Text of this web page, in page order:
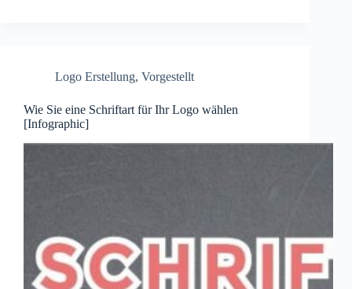
Logo Erstellung, Vorgestellt
Wie Sie eine Schriftart für Ihr Logo wählen
[Infographic]